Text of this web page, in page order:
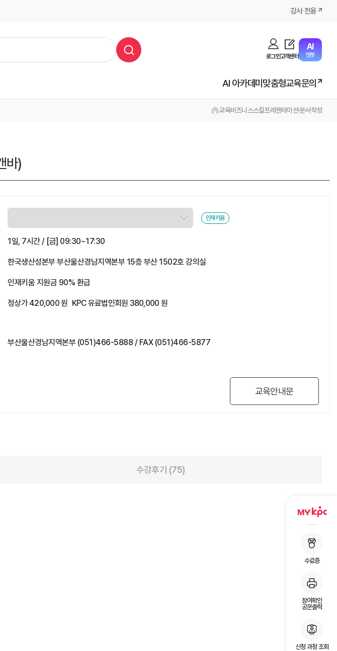
강사 전용
로그인고객센터
AI
챗봇
AI 아카데미맞춤형교육문의
수료증
참여확인
공문출력
신청 과정 조회
교육비즈니스스킬프레젠테이션·문서작성
바)
인재키움
1일, 7시간 / [금] 09:30~17:30
한국생산성본부 부산울산경남지역본부 15층 부산 1502호 강의실
인재키움 지원금 90% 환급
정상가 420,000 원 KPC 유료법인회원 380,000 원
부산울산경남지역본부 (051)466-5888 / FAX (051)466-5877
교육안내문
수강후기 (75)